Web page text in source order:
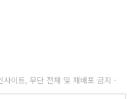
이트, 무단 전재 및 재배포 금지 -